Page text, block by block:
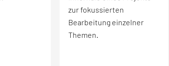
zur fokussierten
Bearbeitung einzelner
Themen.